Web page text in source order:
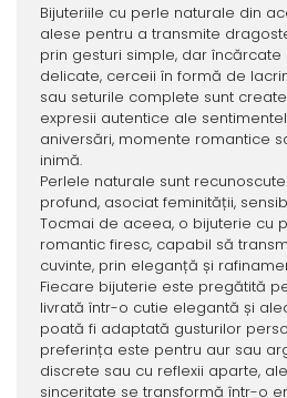
Bijuteriile cu perle naturale din
alese pentru a transmite
prin gesturi simple, dar încărcate
delicate, cerceii în formă de
sau seturile complete sunt
expresii autentice ale
aniversări, momente romantice
inimă.
Perlele naturale sunt
profund, asociat feminității,
Tocmai de aceea, o bijuterie cu
romantic firesc, capabil să
cuvinte, prin eleganță și
Fiecare bijuterie este pregătită
livrată într-o cutie elegantă și
poată fi adaptată gusturilor
preferința este pentru aur sau
discrete sau cu reflexii aparte,
sinceritate se transformă într-o